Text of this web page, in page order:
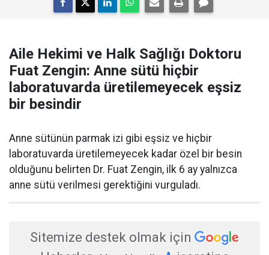
Aile Hekimi ve Halk Sağlığı Doktoru
Fuat Zengin: Anne sütü hiçbir
laboratuvarda üretilemeyecek eşsiz
bir besindir
Anne sütünün parmak izi gibi eşsiz ve hiçbir
laboratuvarda üretilemeyecek kadar özel bir besin
olduğunu belirten Dr. Fuat Zengin, ilk 6 ay yalnızca
anne sütü verilmesi gerektiğini vurguladı.
Sitemize destek olmak için